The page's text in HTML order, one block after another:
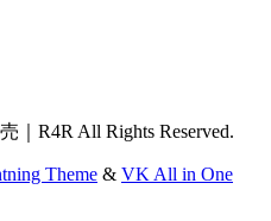
｜R4R All Rights Reserved.
Theme & VK All in One